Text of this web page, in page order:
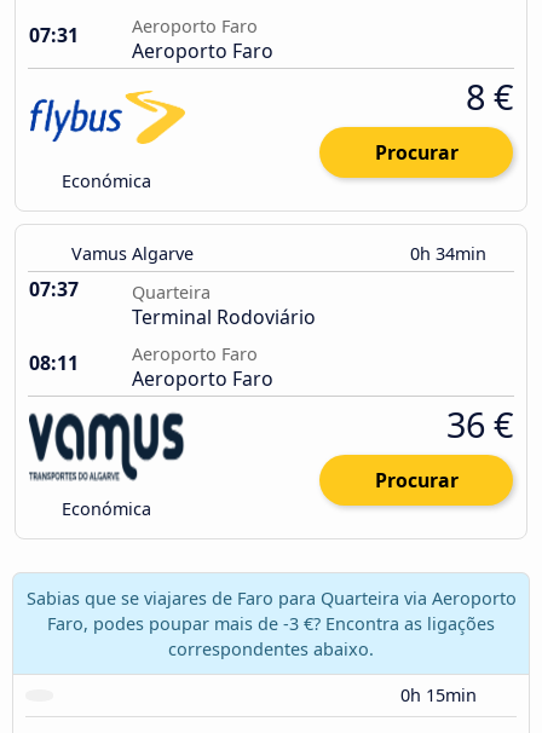
07:31
Aeroporto Faro
Aeroporto Faro
Económica
8 €
Procurar
Vamus Algarve 0h 34min
07:37 Quarteira
Terminal Rodoviário
08:11
Aeroporto Faro
Aeroporto Faro
Económica
36 €
Procurar
Sabias que se viajares de Faro para Quarteira via Aeroporto
Faro, podes poupar mais de -3 €? Encontra as ligações
correspondentes abaixo.
0h 15min